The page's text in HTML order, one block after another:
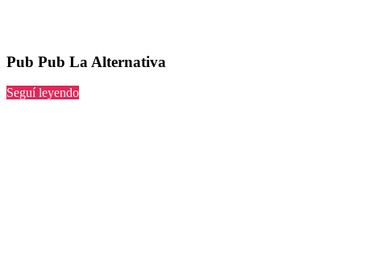
Pub Pub La Alternativa
Seguí leyendo“Pub